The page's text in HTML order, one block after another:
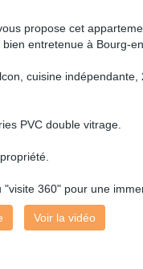
propose cet
entretenue à Bourg-
cuisine
PVC double vitrage.
360" pour une
Voir la vidéo